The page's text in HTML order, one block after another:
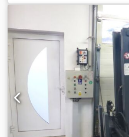
masttype:triplex,
, Elektrische 3-wiel
Staat: Klaar voor gebruik
Technische staat: goed
Zijschuiver, vorkversteller,